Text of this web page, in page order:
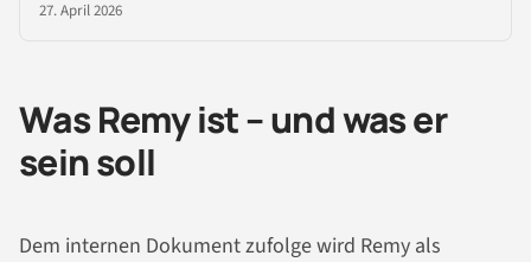
27. April 2026
Was Remy ist – und was er
sein soll
Dem internen Dokument zufolge wird Remy als